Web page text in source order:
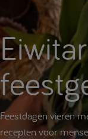
Feestdagen vieren
recepten voor